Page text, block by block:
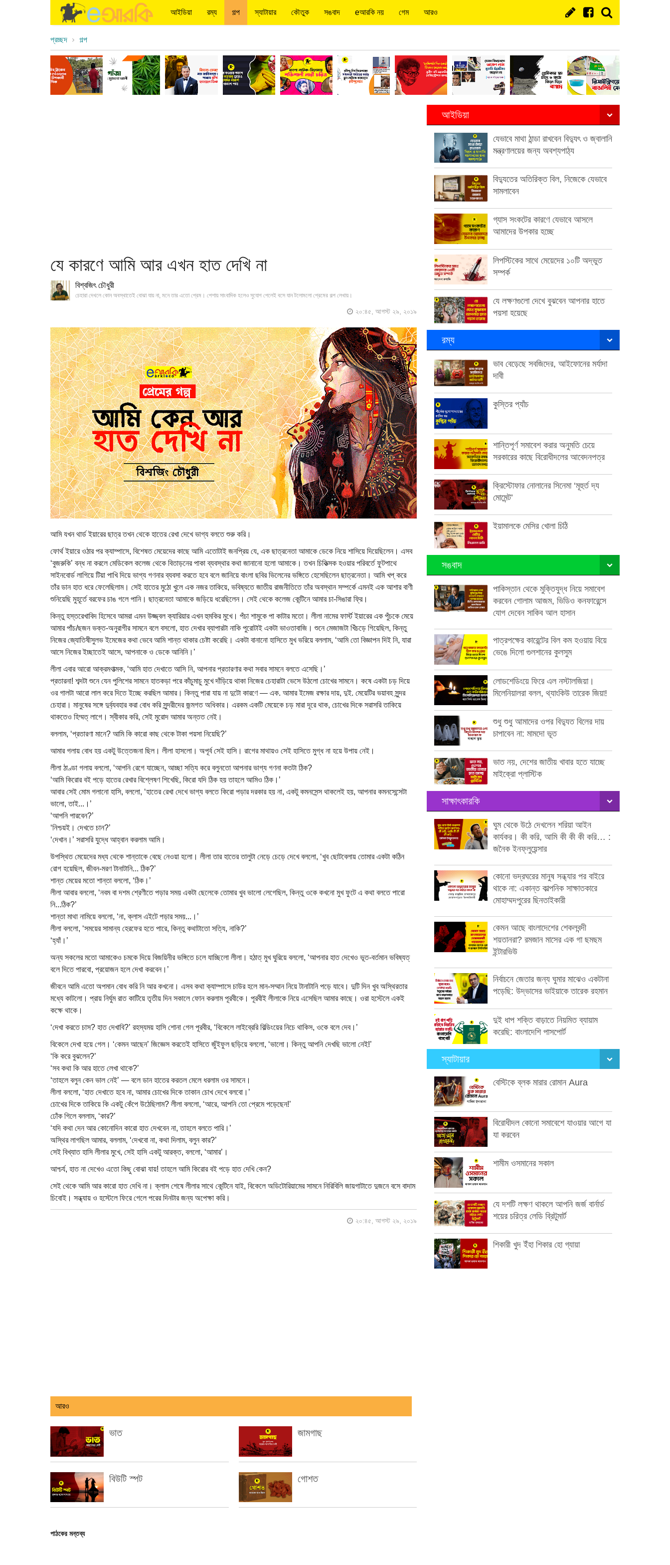
আইডিয়া রম্য গল্প স্যাটায়ার কৌতুক সঙবাদ eআরকি নয় গেম আরও
প্রচ্ছদ গল্প
যে কারণে আমি আর এখন হাত দেখি না
বিশ্বজিৎ চৌধুরী
চেহারা দেখলে কোন অবস্থাতেই বোঝা যায় না, মনে তার এতো প্রেম। পেশায় সাংবাদিক হলেও সুযোগ পেলেই বসে যান টলোমলো প্রেমের গল্প লেখায়।
২০:৪৫, আগস্ট ২৯, ২০১৯
আমি যখন থার্ড ইয়ারের ছাত্র তখন থেকে হাতের রেখা দেখে ভাগ্য বলতে শুরু করি।
ফোর্থ ইয়ারে ওঠার পর ক্যাম্পাসে, বিশেষত মেয়েদের কাছে আমি এতোটাই জনপ্রিয় যে, এক ছাত্রনেতা আমাকে ডেকে নিয়ে শাসিয়ে দিয়েছিলেন। এসব
‘বুজরুকি’ বন্ধ না করলে মেডিকেল কলেজ থেকে বিতাড়নের পাকা ব্যবস্থার কথা জানানো হলো আমাকে। তখন চিকিত্সক হওয়ার পরিবর্তে ফুটপাথে
সাইনবোর্ড লাগিয়ে টিয়া পাখি দিয়ে ভাগ্য গণনার ব্যবসা করতে হবে বলে জানিয়ে বাংলা ছবির ভিলেনের ভঙ্গিতে হেসেছিলেন ছাত্রনেতা। আমি খপ্ করে
তাঁর ডান হাত ধরে ফেলেছিলাম। সেই হাতের মুঠো খুলে এক নজর তাকিয়ে, ভবিষ্যতে জাতীয় রাজনীতিতে তাঁর অবস্থান সম্পর্কে এমনই এক আশার বাণী
শুনিয়েছি মুহূর্তে বরফের চাঙ গলে পানি। ছাত্রনেতা আমাকে জড়িয়ে ধরেছিলেন। সেই থেকে কলেজ কেন্টিনে আমার চা-সিঙারা ফ্রি।
কিন্তু হস্তরেখাবিদ হিসেবে আমরা এমন উজ্জ্বল ক্যারিয়ার এখন হুমকির মুখে। পঁচা শামুকে পা কাটার মতো। লীলা নামের ফার্স্ট ইয়ারের এক পুঁচকে মেয়ে
আমার পাঁচ/ছজন ভক্ত-অনুরাগীর সামনে বলে বসলো, হাত দেখার ব্যাপারটা নাকি পুরোটাই একটা ভাওতাবাজি। শুনে মেজাজটা খিঁচড়ে গিয়েছিল, কিন্তু
নিজের জ্যোতিষীসুলভ ইমেজের কথা ভেবে আমি শান্ত থাকার চেষ্টা করেছি। একটা বানানো হাসিতে মুখ ভরিয়ে বললাম, ‘আমি তো বিজ্ঞাপন দিই নি, যারা
আসে নিজের ইচ্ছাতেই আসে, আপনাকে ও ডেকে আনিনি।’
লীলা এবার আরো আক্রমণাত্মক, ‘আমি হাত দেখাতে আসি নি, আপনার প্রতারণার কথা সবার সামনে বলতে এসেছি।’
প্রতারনা! শব্দটা শুনে যেন পুলিশের সামনে হাতকড়া পরে কাঁচুমাচু মুখে দাঁড়িয়ে থাকা নিজের চেহারাটা ভেসে উঠলো চোখের সামনে। কষে একটা চড় দিয়ে
ওর গালটা আরো লাল করে দিতে ইচ্ছে করছিল আমার। কিন্তু পারা যায় না দুটো কারণে — এক. আমার ইমেজ রক্ষার দায়, দুই. মেয়েটির ভয়াবহ সুন্দর
চেহারা। মানুষের সঙ্গে দুর্ব্যবহার করা বোধ করি সুন্দরীদের জন্মগত অধিকার। এরকম একটি মেয়েকে চড় মারা দূরে থাক, চোখের দিকে সরাসরি তাকিয়ে
থাকতেও হিম্মত্ লাগে। স্বীকার করি, সেই মুরোদ আমার অন্তত নেই।
বললাম, ‘প্রতারণা মানে? আমি কি কারো কাছ থেকে টাকা পয়সা নিয়েছি?’
আমার গলায় বোধ হয় একটু উত্তেজনা ছিল। লীলা হাসলো। অপূর্ব সেই হাসি। রাগের মাথায়ও সেই হাসিতে মুগ্ধ না হয়ে উপায় নেই।
লীলা ঠাণ্ডা গলায় বললো, ‘আপনি রেগে যাচ্ছেন, আচ্ছা সত্যি করে বলুনতো আপনার ভাগ্য গণনা কতটা ঠিক?
‘আমি কিরোর বই পড়ে হাতের রেখার বিশ্লেষণ শিখেছি, কিরো যদি ঠিক হয় তাহলে আমিও ঠিক।’
আবার সেই মোম গলানো হাসি, বললো, ‘হাতের রেখা দেখে ভাগ্য বলতে কিরো পড়ার দরকার হয় না, একটু কমনসেন্স থাকলেই হয়, আপনার কমনসেন্সেটা
ভালো, তাই...।’
‘আপনি পারবেন?’
‘নিশ্চয়ই। দেখতে চান?’
‘দেখান।’ সরাসরি যুদ্ধে আহ্বান করলাম আমি।
উপস্থিত মেয়েদের মধ্য থেকে শান্তাকে বেছে নেওয়া হলো। লীলা তার হাতের তালুটা নেড়ে চেড়ে দেখে বললো, ‘খুব ছোটবেলায় তোমার একটা কঠিন
রোগ হয়েছিল, জীবন-মরণ টানাটানি... ঠিক?’
শান্ত মেয়ের মতো শান্তা বললো, ‘ঠিক।’
লীলা আবার বললো, ‘নবম বা দশম শ্রেণীতে পড়ার সময় একটা ছেলেকে তোমার খুব ভালো লেগেছিল, কিন্তু ওকে কখনো মুখ ফুটে এ কথা বলতে পারো
নি...ঠিক?’
শান্তা মাথা নামিয়ে বললো, ‘না, ক্লাস এইটে পড়ার সময়...।’
লীলা বললো, ‘সময়ের সামান্য হেরফের হতে পারে, কিন্তু কথাটাতো সত্যি, নাকি?’
‘হ্যাঁ।’
অন্য সকলের মতো আমাকেও চমকে দিয়ে বিজয়িনীর ভঙ্গিতে চলে যাচ্ছিলো লীলা। হঠাত্ মুখ ঘুরিয়ে বললো, ‘আপনার হাত দেখেও ভূত-বর্তমান ভবিষ্যত্
বলে দিতে পারবো, প্রয়োজন হলে দেখা করবেন।’
জীবনে আমি এতো অপমান বোধ করি নি আর কখনো। এসব কথা ক্যাম্পাসে চাউর হলে মান-সম্মান নিয়ে টানাটানি পড়ে যাবে। দুটি দিন খুব অস্থিরতার
মধ্যে কাটলো। প্রায় নির্ঘুম রাত কাটিয়ে তৃতীয় দিন সকালে ফোন করলাম পূরবীকে। পূরবীই লীলাকে নিয়ে এসেছিল আমার কাছে। ওরা হস্টেলে একই
কক্ষে থাকে।
‘দেখা করতে চাস? হাত দেখাবি?’ রহস্যময় হাসি শোনা গেল পূরবীর, ‘বিকেলে লাইব্রেরি বিল্ডিংয়ের নিচে থাকিস, ওকে বলে দেব।’
বিকেলে দেখা হয়ে গেল। ‘কেমন আছেন’ জিজ্ঞেস করতেই হাসিতে জুঁইফুল ছড়িয়ে বললো, ‘ভালো। কিন্তু আপনি দেখছি ভালো নেই!’
‘কি করে বুঝলেন?’
‘সব কথা কি আর হাতে লেখা থাকে?’
‘তাহলে বলুন কেন ভাল নেই’ — বলে ডান হাতের করতল মেলে ধরলাম ওর সামনে।
লীলা বললো, ‘হাত দেখাতে হবে না, আমার চোখের দিকে তাকান চোখ দেখে বলবো।’
চোখের দিকে তাকিয়ে কি একটু কেঁপে উঠেছিলাম? লীলা বললো, ‘আরে, আপনি তো প্রেমে পড়েছেন!’
ঢোঁক গিলে বললাম, ‘কার?’
‘যদি কথা দেন আর কোনোদিন কারো হাত দেখবেন না, তাহলে বলতে পারি।’
অস্থির লাগছিল আমার, বললাম, ‘দেখবো না, কথা দিলাম, বলুন কার?’
সেই বিখ্যাত হাসি লীলার মুখে, সেই হাসি একটু আরক্ত, বললো, ‘আমার’।
আশ্চর্য, হাত না দেখেও এতো কিছু বোঝা যায়! তাহলে আমি কিরোর বই পড়ে হাত দেখি কেন?
সেই থেকে আমি আর কারো হাত দেখি না। ক্লাস শেষে লীলার সাথে কেন্টিনে যাই, বিকেলে অডিটোরিয়ামের সামনে নিরিবিলি জায়গাটাতে দুজনে বসে বাদাম
চিবোই। সন্ধ্যায় ও হস্টেলে ফিরে গেলে পরের দিনটার জন্য অপেক্ষা করি।
২০:৪৫, আগস্ট ২৯, ২০১৯
আরও
ভাত
বিউটি স্পট
জামগাছ
গোশত
পাঠকের মন্তব্য
আইডিয়া
যেভাবে মাথা ঠান্ডা রাখবেন বিদ্যুৎ ও জ্বালানি
মন্ত্রণালয়ের জন্য অবশ্যপাঠ্য
বিদ্যুতের অতিরিক্ত বিল, নিজেকে যেভাবে
সামলাবেন
গ্যাস সংকটের কারণে যেভাবে আসলে
আমাদের উপকার হচ্ছে
লিপস্টিকের সাথে মেয়েদের ১০টি অদ্ভুত
সম্পর্ক
যে লক্ষণগুলো দেখে বুঝবেন আপনার হাতে
পয়সা হয়েছে
রম্য
ভাব বেড়েছে সবজিদের, আইফোনের মর্যাদা
দাবী
কুস্তির প্যাঁচ
শান্তিপূর্ণ সমাবেশ করার অনুমতি চেয়ে
সরকারের কাছে বিরোধীদলের আবেদনপত্র
ক্রিস্টোফার নোলানের সিনেমা ‘মূহুর্ত দ্য
মোমেন্ট’
ইয়ামালকে মেসির খোলা চিঠি
সঙবাদ
পাকিস্তান থেকে মুক্তিযুদ্ধ নিয়ে সমাবেশ
করবেন গোলাম আজম, ভিডিও কনফারেন্সে
যোগ দেবেন সাকিব আল হাসান
পাত্রপক্ষের কারেন্টের বিল কম হওয়ায় বিয়ে
ভেঙে দিলো গুলশানের কুলসুম
লোডশেডিংয়ে ফিরে এল নস্টালজিয়া।
মিলেনিয়ালরা বলল, থ্যাংকিউ তারেক জিয়া!
শুধু শুধু আমাদের ওপর বিদ্যুত বিলের দায়
চাপাবেন না: মামদো ভূত
ভাত নয়, দেশের জাতীয় খাবার হতে যাচ্ছে
মাইক্রো প্লাস্টিক
সাক্ষাৎকারকি
ঘুম থেকে উঠে দেখলেন শরিয়া আইন
কার্যকর। কী করি, আমি কী কী কী করি… :
জনৈক ইনফ্লুয়েন্সার
কোনো ভদ্রঘরের মানুষ সন্ধ্যার পর বাইরে
থাকে না: একান্ত কাল্পনিক সাক্ষাতকারে
মোহাম্মদপুরের ছিনতাইকারী
কেমন আছে বাংলাদেশের শেকলবন্দী
শয়তানরা? রমজান মাসের এক গা ছমছম
ইন্টারভিউ
নির্বাচনে জেতার জন্য ঘুমার মাঝেও একটানা
পড়েছি: উদ্ভাসের ভাইয়াকে তারেক রহমান
দুই ধাপ শক্তি বাড়াতে নিয়মিত ব্যায়াম
করেছি: বাংলাদেশি পাসপোর্ট
স্যাটায়ার
বেস্টিকে ব্লক মারার রোমান Aura
বিরোধীদল কোনো সমাবেশে যাওয়ার আগে যা
যা করবেন
শামীম ওসমানের সকাল
যে দশটি লক্ষণ থাকলে আপনি জর্জ বার্নার্ড
শয়ের চরিত্র লেডি ব্রিটুমার্ট
শিকারী খুদ ইঁহা শিকার হো গ্যায়া